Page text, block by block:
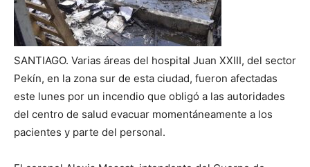
SANTIAGO. Varias áreas del hospital Juan XXIII, del sector
Pekín, en la zona sur de esta ciudad, fueron afectadas
este lunes por un incendio que obligó a las autoridades
del centro de salud evacuar momentáneamente a los
pacientes y parte del personal.